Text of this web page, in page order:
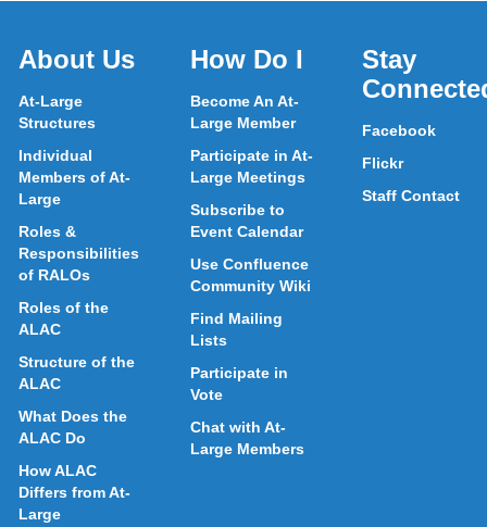
About Us
At-Large
Structures
Individual
Members of At-
Large
Roles &
Responsibilities
of RALOs
Roles of the
ALAC
Structure of the
ALAC
What Does the
ALAC Do
How ALAC
Differs from At-
Large
How Do I
Become An At-
Large Member
Participate in At-
Large Meetings
Subscribe to
Event Calendar
Use Confluence
Community Wiki
Find Mailing
Lists
Participate in
Vote
Chat with At-
Large Members
Stay
Facebook
Flickr
Staff Contact